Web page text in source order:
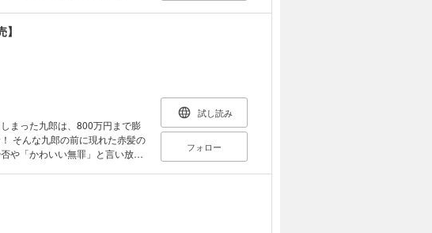
奪われ、貞操の危機にも直面
日々…かと思いきや、いつしか
ぶられるようになるのだった。
まった九郎は、800万円まで膨
そんな九郎の前に現れた赤髪の
や「かわいい無罪」と言い放
荒陽キャヤクザ×ピュアな童
♪
試し読み
フォロー